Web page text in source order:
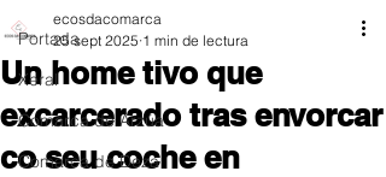
Portada
Xeral
Comarca de Arzúa
Comarca de Deza
Un home tivo que
excarcerado tras envorcar
co seu coche en
ecosdacomarca
25 sept 2025 1 min de lectura